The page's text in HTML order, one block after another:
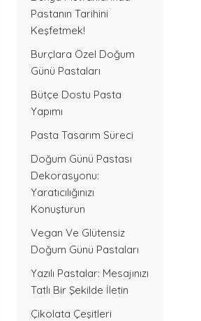
Pastanın Tarihini
Keşfetmek!
Burçlara Özel Doğum
Günü Pastaları
Bütçe Dostu Pasta
Yapımı
Pasta Tasarım Süreci
Doğum Günü Pastası
Dekorasyonu:
Yaratıcılığınızı
Konuşturun
Vegan Ve Glütensiz
Doğum Günü Pastaları
Yazılı Pastalar: Mesajınızı
Tatlı Bir Şekilde İletin
Çikolata Çeşitleri